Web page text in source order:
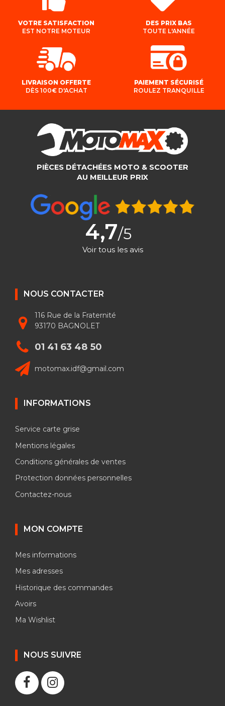
VOTRE SATISFACTION
EST NOTRE MOTEUR
DES PRIX BAS
TOUTE L'ANNÉE
LIVRAISON OFFERTE
DÈS 100€ D'ACHAT
PAIEMENT SÉCURISÉ
ROULEZ TRANQUILLE
PIÈCES DÉTACHÉES MOTO & SCOOTER
AU MEILLEUR PRIX
4,7/5
Voir tous les avis
NOUS CONTACTER
116 Rue de la Fraternité
93170 BAGNOLET
01 41 63 48 50
motomax.idf@gmail.com
INFORMATIONS
Service carte grise
Mentions légales
Conditions générales de ventes
Protection données personnelles
Contactez-nous
MON COMPTE
Mes informations
Mes adresses
Historique des commandes
Avoirs
Ma Wishlist
NOUS SUIVRE